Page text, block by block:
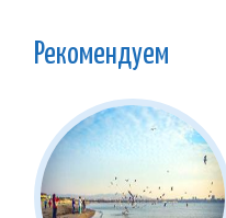
Рекомендуем